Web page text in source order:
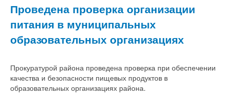
Проведена проверка организации
питания в муниципальных
образовательных организациях
Прокуратурой района проведена проверка при обеспечении
качества и безопасности пищевых продуктов в
образовательных организациях района.